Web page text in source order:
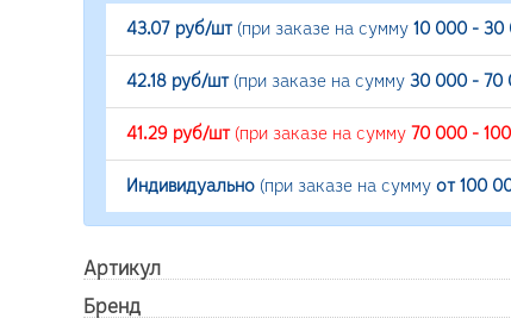
43.07 руб/шт(при заказе на сумму 10 000 - 30
42.18 руб/шт(при заказе на сумму 30 000 - 70
41.29 руб/шт(при заказе на сумму 70 000 -
Индивидуально (при заказе на сумму от 100
Артикул
Бренд